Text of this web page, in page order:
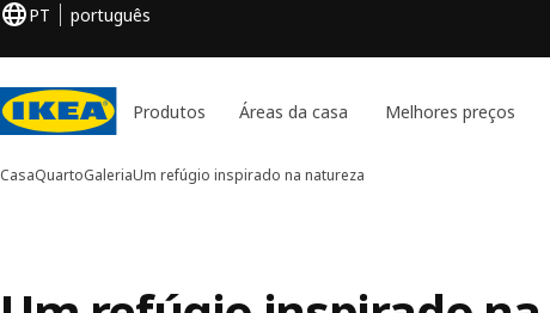
PT português
Produtos Áreas da casa Melhores preços
CasaQuartoGaleriaUm refúgio inspirado na natureza